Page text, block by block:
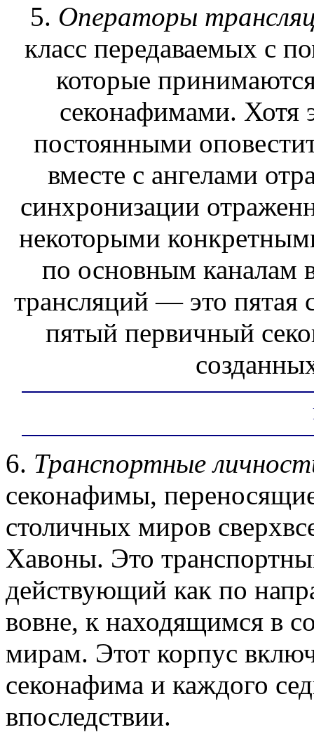
5. Операторы
класс передаваемых с
которые
секонафимами. Хотя
постоянными
вместе с ангелами
синхронизации
некоторыми
по основным каналам
трансляций — это пятая
пятый первичный
6. Транспортные
секонафимы,
столичных миров
Хавоны. Это
действующий как по
вовне, к находящимся в
мирам. Этот корпус
секонафима и каждого
впоследствии.